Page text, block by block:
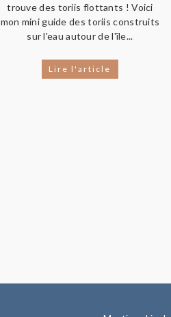
trouve des toriis flottants ! Voici
mon mini guide des toriis construits
sur l'eau autour de l'île...
Lire l'article